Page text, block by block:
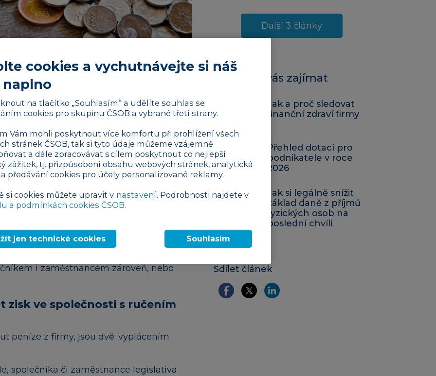
jasno v jednotlivých formách
zisku pojí, abyste si udělali
a který typ podnikání je tím pádem pro
se pohybují v rozmezí 15 000 Kč až 1
OSVČ si mohou vybrat, zda uplatní
není potřeba vedení daňové evidence.
která pro rok 2019 činí 1 569 552 Kč,
daň.
19% daň z příjmu právnických osob.
podílových a penzijních fondů,
ve výši 15 % probíhá při vyplácení
jestli je firma tvořena jen jedním
i zaměstnancem zároveň, nebo
zisk ve společnosti s ručením
peníze z firmy, jsou dvě: vyplácením
společníka či zaměstnance legislativa
Další 3 články
Mohlo by vás zajímat
Jak a proč sledovat
finanční zdraví firmy
Přehled dotací pro
podnikatele v roce
2026
Jak si legálně snížit
základ daně z příjmů
fyzických osob na
poslední chvíli
Sdílet článek
cookies a vychutnávejte si náš
na tlačítko „Souhlasím“ a udělíte souhlas se
cookies pro skupinu ČSOB a vybrané třetí strany.
Vám mohli poskytnout více komfortu při prohlížení všech
stránek ČSOB, tak si tyto údaje můžeme vzájemně
a dále zpracovávat s cílem poskytnout co nejlepší
zážitek, tj. přizpůsobení obsahu webových stránek, analytická
předávání cookies pro účely personalizované reklamy.
si cookies můžete upravit v nastavení. Podrobnosti najdete v
a podmínkách cookies ČSOB.
jen technické cookies Souhlasím